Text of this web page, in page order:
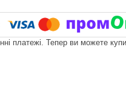
платежі. Тепер ви можете